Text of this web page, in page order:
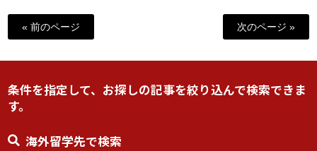
« 前のページ 次のページ »
条件を指定して、お探しの記事を絞り込んで検索できま
す。
海外留学先で検索